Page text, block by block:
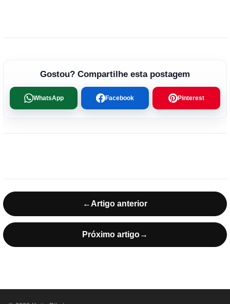
Gostou? Compartilhe esta postagem
WhatsApp Facebook Pinterest
← Artigo anterior
Próximo artigo→